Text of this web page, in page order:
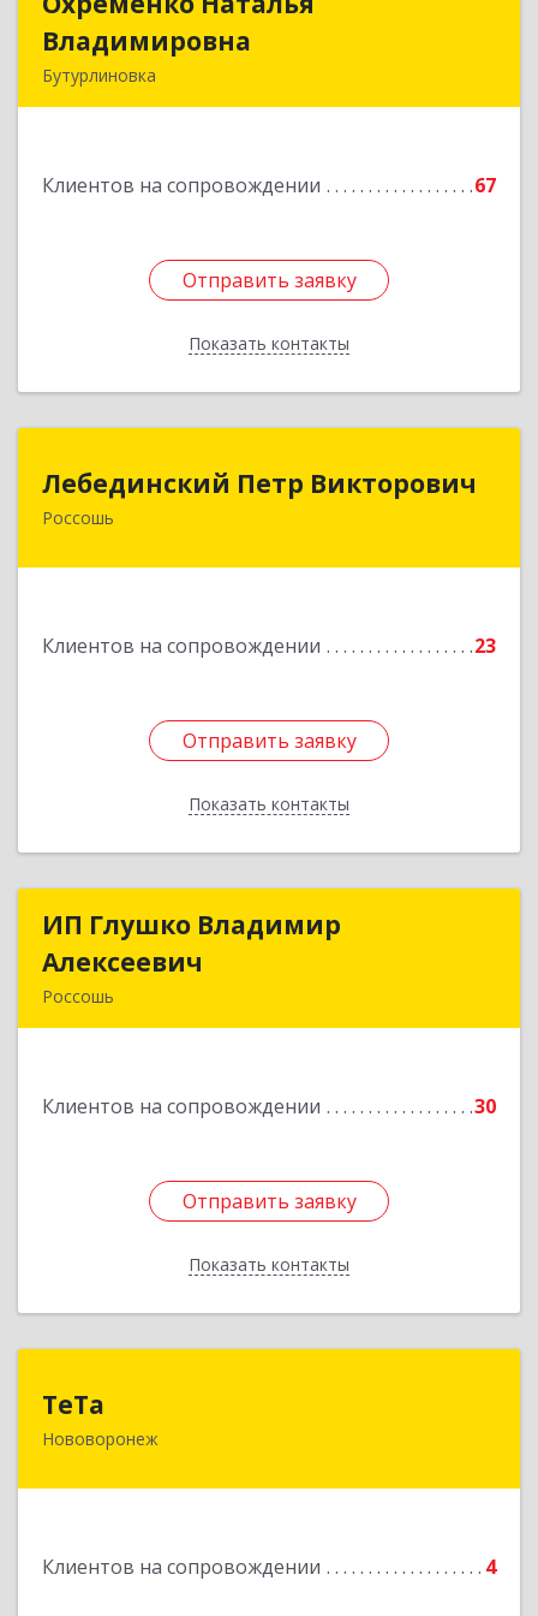
Владимировна
Бутурлиновка
Клиентов на сопровождении 67
Отправить заявку
Показать контакты
Отправить заявку
Назад
Лебединский Петр Викторович
Россошь
Клиентов на сопровождении 23
Отправить заявку
Показать контакты
Лебединский Петр Викторович
396650, Воронежская обл., г. Россошь, пер.
Отправить заявку
Назад
ИП Глушко Владимир
Алексеевич
Россошь
Клиентов на сопровождении 30
Отправить заявку
Показать контакты
ИП Глушко Владимир
Подробнее
Отправить заявку
Назад
ТеТа
Нововоронеж
Клиентов на сопровождении 4
396 073, Нововоронеж г, а/я, дом № 30